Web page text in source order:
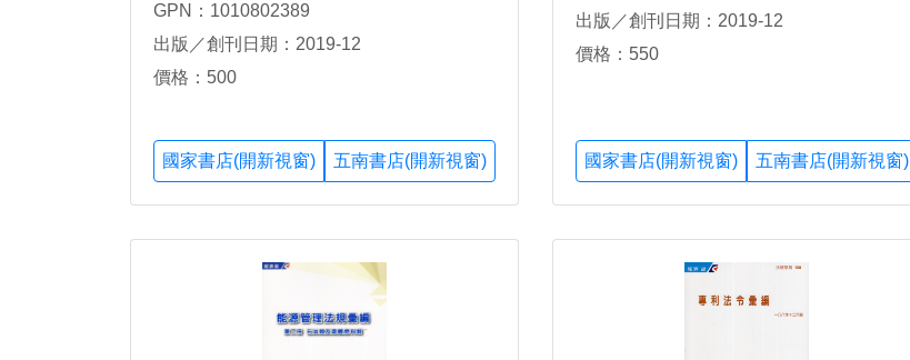
GPN：1010802389
出版／創刊日期：2019-12
價格：500
國家書店(開新視窗) 五南書店(開新視窗)
出版／創刊日期：2019-12
價格：550
國家書店(開新視窗) 五南書店(開新視窗)